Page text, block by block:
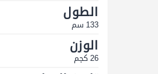
الطول
133 سم
الوزن
26 كجم